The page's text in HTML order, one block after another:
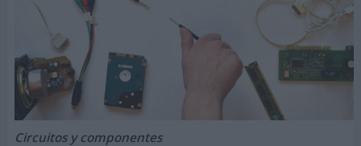
Circuitos y componentes